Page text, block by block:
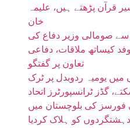
قرآن پڑھتے ہیں، علیمہ
خان
سے صومالی وزیر دفاع کی
کیساتھ ملاقات، دفاعی
تعاون پر گفتگو
میں یومیہ ردوبدل پر ٹرک
گڈز ٹرانسپورٹرز اتحاد
فورسز کی بلوچستان میں